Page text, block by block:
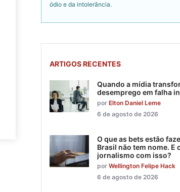
ódio e da intolerância.
ARTIGOS RECENTES
Quando a mídia
desemprego em falha
por Elton Daniel Leme
6 de agosto de 2026
O que as bets estão
Brasil não tem nome. E
jornalismo com isso?
por Wellington Felipe Hack
6 de agosto de 2026